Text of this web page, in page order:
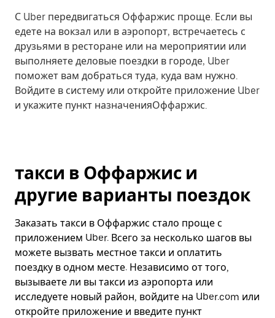
С Uber передвигаться Оффаржис проще. Если вы
едете на вокзал или в аэропорт, встречаетесь с
друзьями в ресторане или на мероприятии или
выполняете деловые поездки в городе, Uber
поможет вам добраться туда, куда вам нужно.
Войдите в систему или откройте приложение Uber
и укажите пункт назначенияОффаржис.
такси в Оффаржис и
другие варианты поездок
Заказать такси в Оффаржис стало проще с
приложением Uber. Всего за несколько шагов вы
можете вызвать местное такси и оплатить
поездку в одном месте. Независимо от того,
вызываете ли вы такси из аэропорта или
исследуете новый район, войдите на Uber.com или
откройте приложение и введите пункт